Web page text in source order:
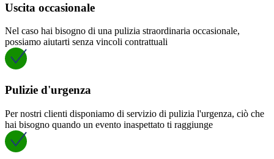
Uscita occasionale
Nel caso hai bisogno di una pulizia straordinaria occasionale,
possiamo aiutarti senza vincoli contrattuali
Pulizie d'urgenza
Per nostri clienti disponiamo di servizio di pulizia l'urgenza, ciò che
hai bisogno quando un evento inaspettato ti raggiunge